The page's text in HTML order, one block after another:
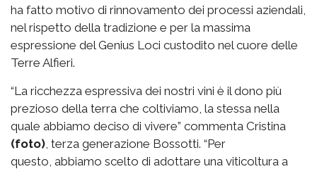
ha fatto motivo di rinnovamento dei processi aziendali,
nel rispetto della tradizione e per la massima
espressione del Genius Loci custodito nel cuore delle
Terre Alfieri.
“La ricchezza espressiva dei nostri vini è il dono più
prezioso della terra che coltiviamo, la stessa nella
quale abbiamo deciso di vivere” commenta Cristina
(foto) , terza generazione Bossotti. “Per
questo, abbiamo scelto di adottare una viticoltura a